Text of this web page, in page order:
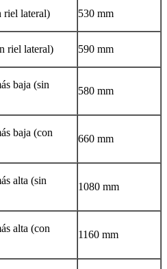
riel lateral) 530 mm
riel lateral) 590 mm
baja (sin
580 mm
baja (con
660 mm
alta (sin
1080 mm
alta (con
1160 mm